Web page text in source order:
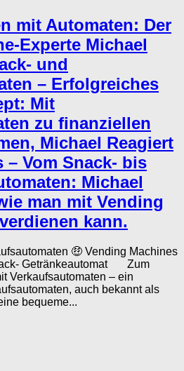
mit Automaten: Der
Experte Michael
und
– Erfolgreiches
Mit
zu finanziellen
Michael Reagiert
Vom Snack- bis
Michael
man mit Vending
kann.
🤑 Vending Machines
Getränkeautomat Zum
Verkaufsautomaten – ein
auch bekannt als
bequeme...